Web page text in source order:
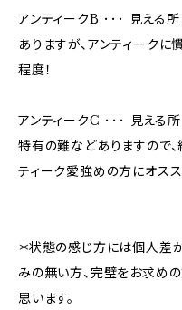
アンティークB ･･･ 見える
ありますが、アンティーク
程度！
アンティークC ･･･ 見える
特有の難などありますので、
ティーク愛強めの方にオスス
＊状態の感じ方には個人差
みの無い方、完璧をお求め
思います。